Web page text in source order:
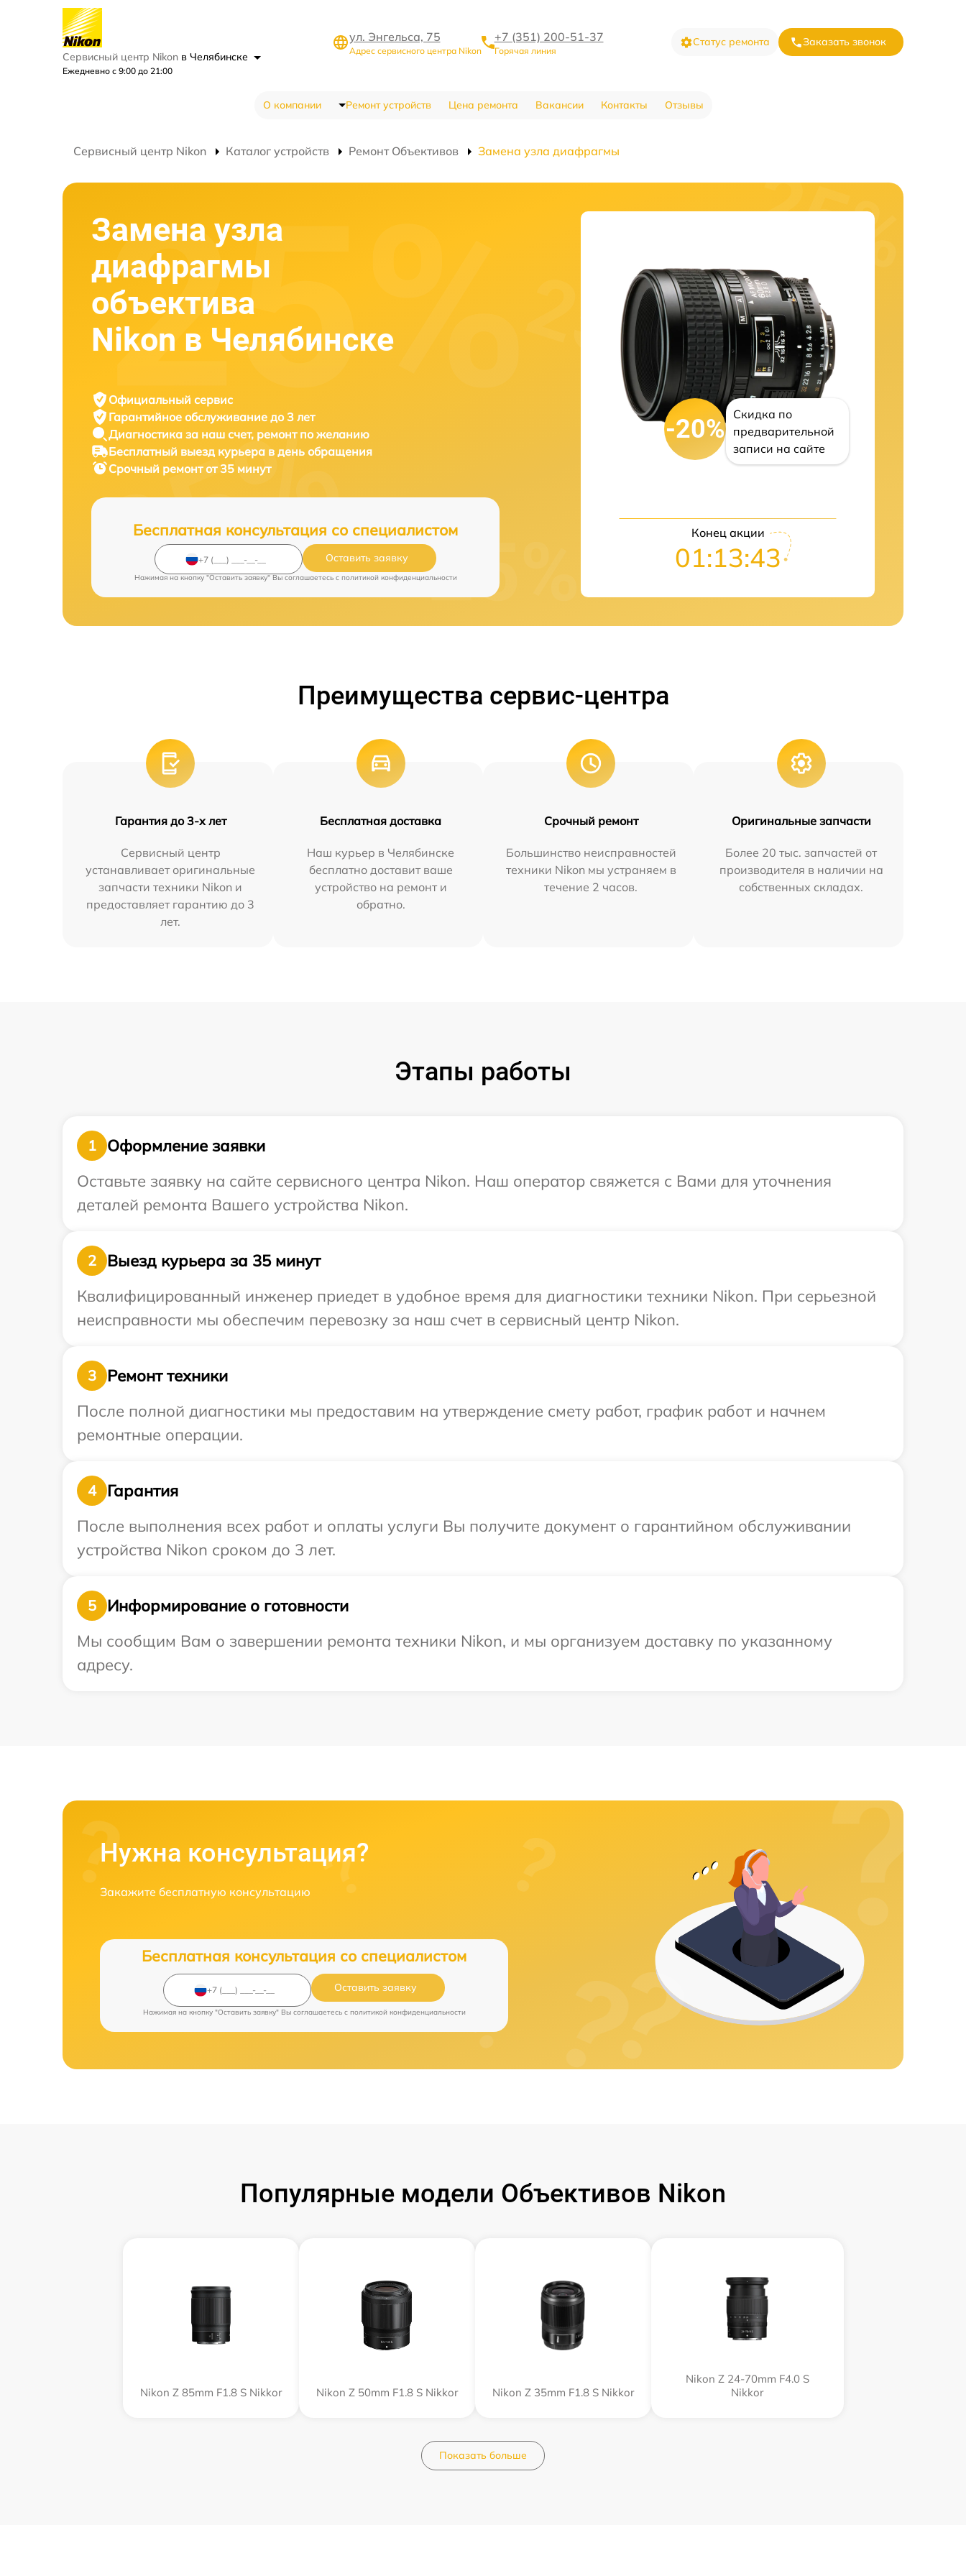
Сервисный центр Nikon в Челябинске
Ежедневно с 9:00 до 21:00
ул. Энгельса, 75
Адрес сервисного центра Nikon
+7 (351) 200-51-37
Горячая линия
Статус ремонта Заказать звонок
О компании Ремонт устройств Цена ремонта Вакансии Контакты Отзывы
Сервисный центр Nikon Каталог устройств Ремонт Объективов Замена узла диафрагмы
Замена узла
диафрагмы
объектива
Nikon в Челябинске
Официальный сервис
Гарантийное обслуживание до 3 лет
Диагностика за наш счет, ремонт по желанию
Бесплатный выезд курьера в день обращения
Срочный ремонтот 35 минут
Бесплатная консультация со специалистом
Оставить заявку
Нажимая на кнопку "Оставить заявку" Вы соглашаетесь c политикой конфиденциальности
-20%
Скидка по
предварительной
записи на сайте
Конец акции
01:13:41
Преимущества сервис-центра
Гарантия до 3-х лет
Сервисный центр
устанавливает оригинальные
запчасти техники Nikon и
предоставляет гарантию до 3
лет.
Бесплатная доставка
Наш курьер в Челябинске
бесплатно доставит ваше
устройство на ремонт и
обратно.
Срочный ремонт
Большинство неисправностей
техники Nikon мы устраняем в
течение 2 часов.
Оригинальные запчасти
Более 20 тыс. запчастей от
производителя в наличии на
собственных складах.
Этапы работы
1
Оформление заявки
Оставьте заявку на сайте сервисного центра Nikon. Наш оператор свяжется с Вами для уточнения
деталей ремонта Вашего устройства Nikon.
2
Выезд курьера за 35 минут
Квалифицированный инженер приедет в удобное время для диагностики техники Nikon. При серьезной
неисправности мы обеспечим перевозку за наш счет в сервисный центр Nikon.
3
Ремонт техники
После полной диагностики мы предоставим на утверждение смету работ, график работ и начнем
ремонтные операции.
4
Гарантия
После выполнения всех работ и оплаты услуги Вы получите документ о гарантийном обслуживании
устройства Nikon сроком до 3 лет.
5
Информирование о готовности
Мы сообщим Вам о завершении ремонта техники Nikon, и мы организуем доставку по указанному
адресу.
Нужна консультация?
Закажите бесплатную консультацию
Бесплатная консультация со специалистом
Оставить заявку
Нажимая на кнопку "Оставить заявку" Вы соглашаетесь c политикой конфиденциальности
Популярные модели Объективов Nikon
Nikon Z 85mm F1.8 S Nikkor Nikon Z 50mm F1.8 S Nikkor Nikon Z 35mm F1.8 S Nikkor
Nikon Z 24-70mm F4.0 S
Nikkor
Показать больше